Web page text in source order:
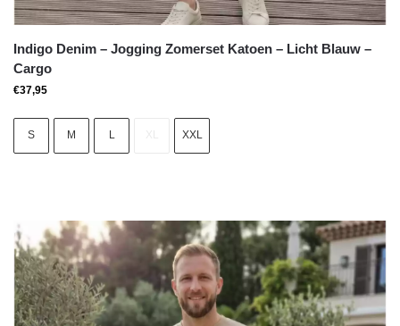
Indigo Denim – Jogging Zomerset Katoen – Licht Blauw –
Cargo
€37,95
S M L XXL